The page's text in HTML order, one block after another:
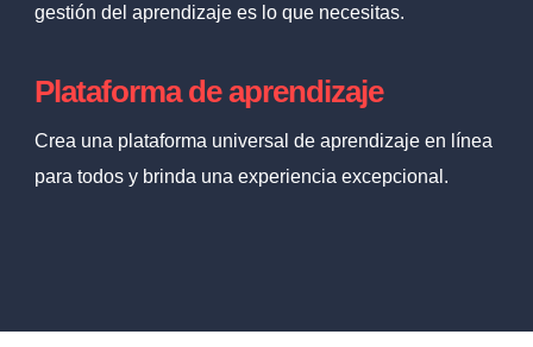
gestión del aprendizaje es lo que necesitas.
Plataforma de aprendizaje
Crea una plataforma universal de aprendizaje en línea
para todos y brinda una experiencia excepcional.